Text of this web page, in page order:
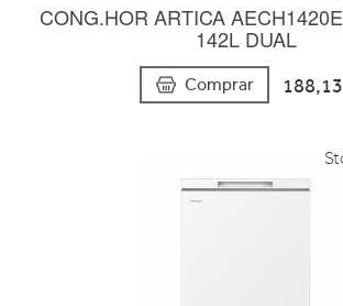
CONG.HOR ARTICA
142L DUAL
Comprar